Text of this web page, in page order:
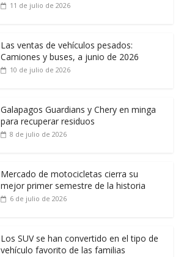
11 de julio de 2026
Las ventas de vehículos pesados:
Camiones y buses, a junio de 2026
10 de julio de 2026
Galapagos Guardians y Chery en minga
para recuperar residuos
8 de julio de 2026
Mercado de motocicletas cierra su
mejor primer semestre de la historia
6 de julio de 2026
Los SUV se han convertido en el tipo de
vehículo favorito de las familias